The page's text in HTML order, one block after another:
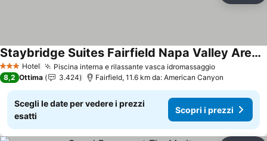
3 StelleHotel Piscina interna e rilassante vasca idromassaggio
Staybridge Suites Fairfield Napa Valley Area By Ihg
8,2 Ottima 3.424 Fairfield, 11.6 km da: American Canyon
Scegli le date per vedere i prezzi
esatti
Scopri i prezzi